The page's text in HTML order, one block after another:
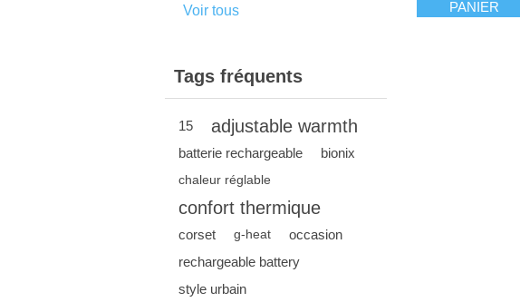
Voir tous
Tags fréquents
15 adjustable warmth
batterie rechargeable bionix
chaleur réglable
confort thermique
corset g-heat
occasion
rechargeable battery
style urbain
PANIER